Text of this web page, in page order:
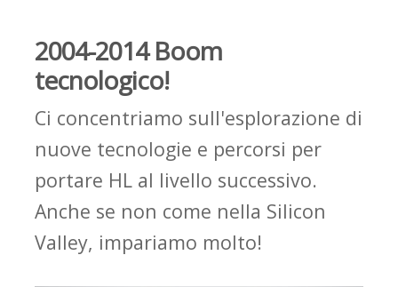
2004-2014 Boom
tecnologico!
Ci concentriamo sull'esplorazione di
nuove tecnologie e percorsi per
portare HL al livello successivo.
Anche se non come nella Silicon
Valley, impariamo molto!